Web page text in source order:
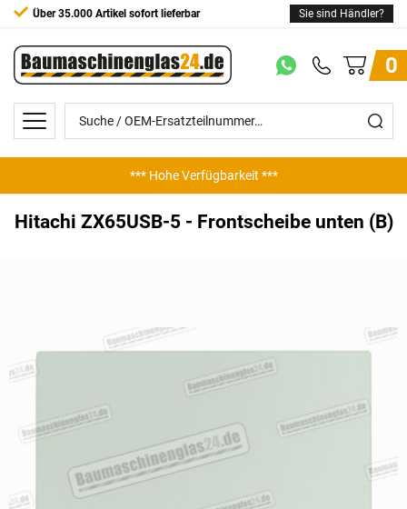
Über 35.000 Artikel sofort lieferbar Sie sind Händler?
0
*** Hohe Verfügbarkeit ***
Hitachi ZX65USB-5 - Frontscheibe unten (B)